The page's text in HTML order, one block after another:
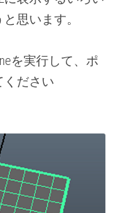
思います。
を実行して、ポ
ください